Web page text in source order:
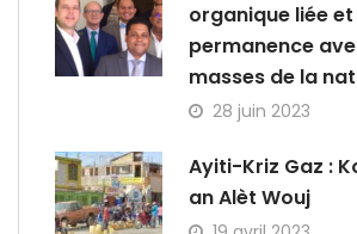
organique liée
permanence
masses de la
28 juin 2023
Ayiti-Kriz Gaz :
an Alèt Wouj